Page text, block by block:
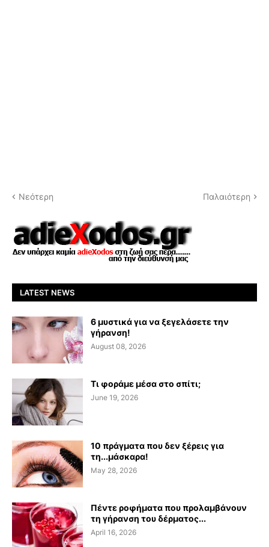
Νεότερη Παλαιότερη
LATEST NEWS
6 μυστικά για να ξεγελάσετε την
γήρανση!
August 08, 2026
Τι φοράμε μέσα στο σπίτι;
June 19, 2026
10 πράγματα που δεν ξέρεις για
τη...μάσκαρα!
May 28, 2026
Πέντε ροφήματα που προλαμβάνουν
τη γήρανση του δέρματος...
April 16, 2026